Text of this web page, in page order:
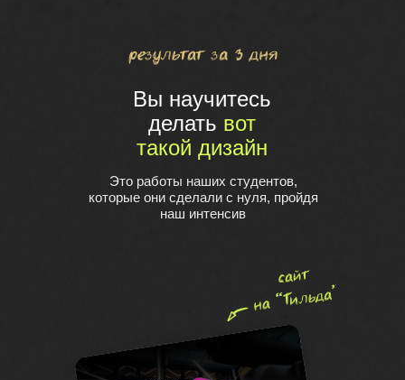
Это работы наших студентов,
которые они сделали с нуля, пройдя
наш интенсив
Вы научитесь
делать вот
такой дизайн